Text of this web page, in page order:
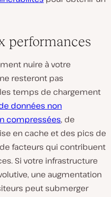
performances
nuire à votre
resteront pas
temps de chargement
données non
compressées, de
en cache et des pics de
facteurs qui contribuent
Si votre infrastructure
une augmentation
peut submerger